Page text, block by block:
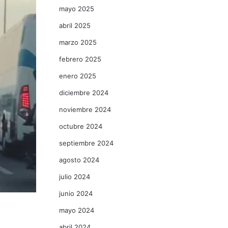
mayo 2025
abril 2025
marzo 2025
febrero 2025
enero 2025
diciembre 2024
noviembre 2024
octubre 2024
septiembre 2024
agosto 2024
julio 2024
junio 2024
mayo 2024